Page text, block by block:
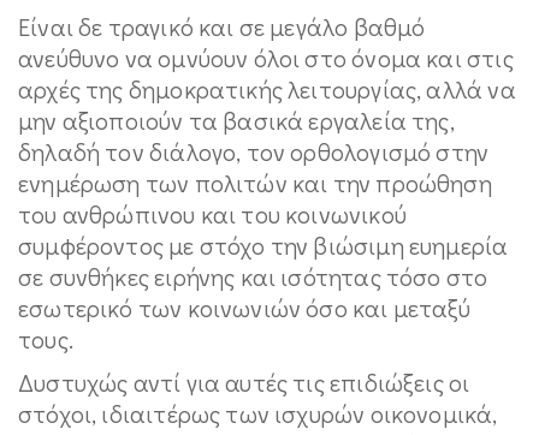
Είναι δε τραγικό και σε μεγάλο βαθμό
ανεύθυνο να ομνύουν όλοι στο όνομα και στις
αρχές της δημοκρατικής λειτουργίας, αλλά να
μην αξιοποιούν τα βασικά εργαλεία της,
δηλαδή τον διάλογο, τον ορθολογισμό στην
ενημέρωση των πολιτών και την προώθηση
του ανθρώπινου και του κοινωνικού
συμφέροντος με στόχο την βιώσιμη ευημερία
σε συνθήκες ειρήνης και ισότητας τόσο στο
εσωτερικό των κοινωνιών όσο και μεταξύ
τους.
Δυστυχώς αντί για αυτές τις επιδιώξεις οι
στόχοι, ιδιαιτέρως των ισχυρών οικονομικά,